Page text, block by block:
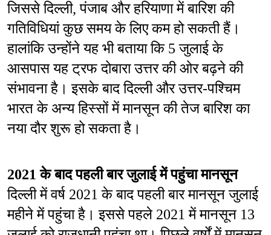
जिससे दिल्ली, पंजाब और हरियाणा में बारिश की
गतिविधियां कुछ समय के लिए कम हो सकती हैं।
हालांकि उन्होंने यह भी बताया कि 5 जुलाई के
आसपास यह ट्रफ दोबारा उत्तर की ओर बढ़ने की
संभावना है। इसके बाद दिल्ली और उत्तर-पश्चिम
भारत के अन्य हिस्सों में मानसून की तेज बारिश का
नया दौर शुरू हो सकता है।
2021 के बाद पहली बार जुलाई में पहुंचा मानसून
दिल्ली में वर्ष 2021 के बाद पहली बार मानसून जुलाई
महीने में पहुंचा है। इससे पहले 2021 में मानसून 13